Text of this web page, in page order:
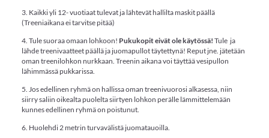
3. Kaikki yli 12- vuotiaat tulevat ja lähtevät hallilta maskit päällä
(Treeniaikana ei tarvitse pitää)
4. Tule suoraa omaan lohkoon! Pukukopit eivät ole käytössä! Tule ja
lähde treenivaatteet päällä ja juomapullot täytettynä! Reput jne. jätetään
oman treenilohkon nurkkaan. Treenin aikana voi täyttää vesipullon
lähimmässä pukkarissa.
5. Jos edellinen ryhmä on hallissa oman treenivuorosi alkasessa, niin
siirry saliin oikealta puolelta siirtyen lohkon perälle lämmittelemään
kunnes edellinen ryhmä on poistunut.
6. Huolehdi 2 metrin turvavälistä juomatauoilla.